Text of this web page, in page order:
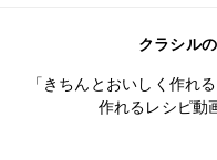
クラシル
「きちんとおいしく作れ
作れるレシピ動